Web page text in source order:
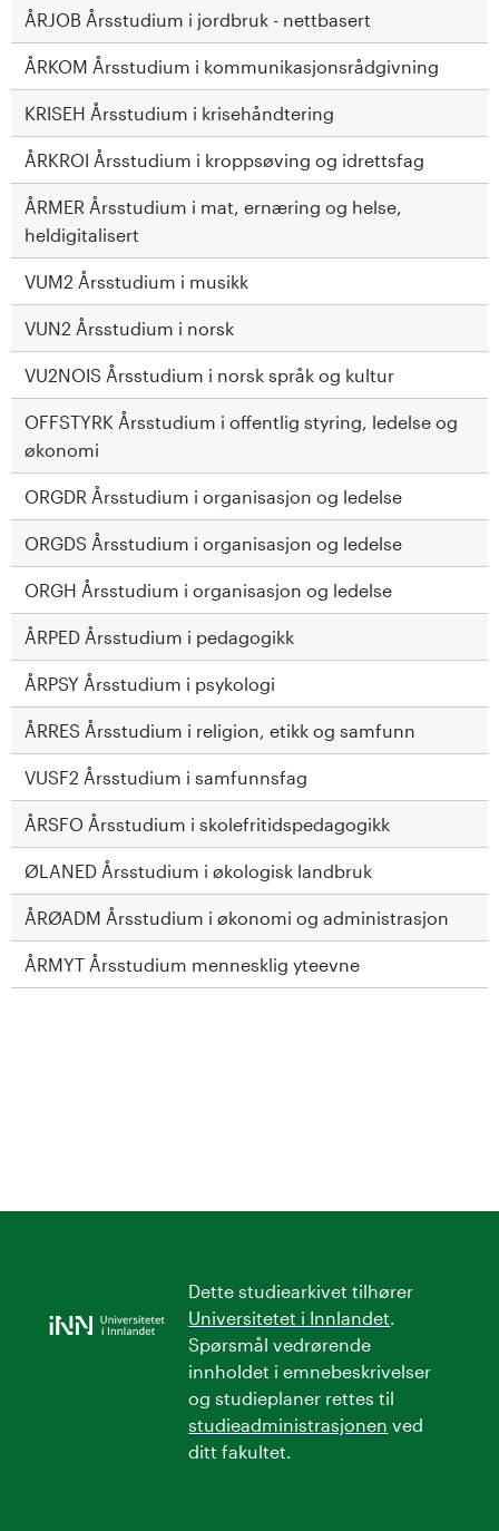
ÅRJOB Årsstudium i jordbruk - nettbasert
ÅRKOM Årsstudium i kommunikasjonsrådgivning
KRISEH Årsstudium i krisehåndtering
ÅRKROI Årsstudium i kroppsøving og idrettsfag
ÅRMER Årsstudium i mat, ernæring og helse,
heldigitalisert
VUM2 Årsstudium i musikk
VUN2 Årsstudium i norsk
VU2NOIS Årsstudium i norsk språk og kultur
OFFSTYRK Årsstudium i offentlig styring, ledelse og
økonomi
ORGDR Årsstudium i organisasjon og ledelse
ORGDS Årsstudium i organisasjon og ledelse
ORGH Årsstudium i organisasjon og ledelse
ÅRPED Årsstudium i pedagogikk
ÅRPSY Årsstudium i psykologi
ÅRRES Årsstudium i religion, etikk og samfunn
VUSF2 Årsstudium i samfunnsfag
ÅRSFO Årsstudium i skolefritidspedagogikk
ØLANED Årsstudium i økologisk landbruk
ÅRØADM Årsstudium i økonomi og administrasjon
ÅRMYT Årsstudium mennesklig yteevne
Dette studiearkivet tilhører
Universitetet i Innlandet.
Spørsmål vedrørende
innholdet i emnebeskrivelser
og studieplaner rettes til
studieadministrasjonen ved
ditt fakultet.